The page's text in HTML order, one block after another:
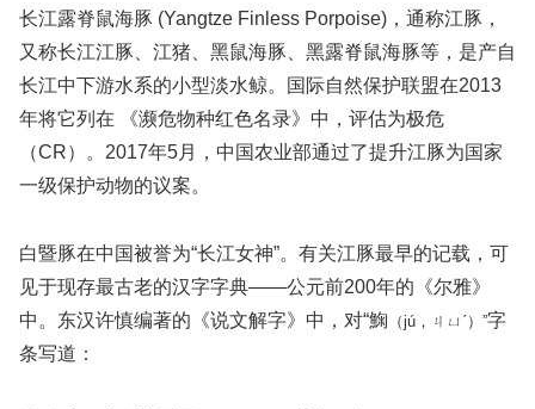
长江露脊鼠海豚 (Yangtze Finless Porpoise)，通称江豚，
又称长江江豚、江猪、黑鼠海豚、黑露脊鼠海豚等，是产自
长江中下游水系的小型淡水鲸。国际自然保护联盟在2013
年将它列在 《濒危物种红色名录》中，评估为极危
（CR）。2017年5月，中国农业部通过了提升江豚为国家
一级保护动物的议案。
白暨豚在中国被誉为“长江女神”。有关江豚最早的记载，可
见于现存最古老的汉字字典——公元前200年的《尔雅》
中。东汉许慎编著的《说文解字》中，对“䱡 （jú，ㄐㄩˊ）”字
条写道：